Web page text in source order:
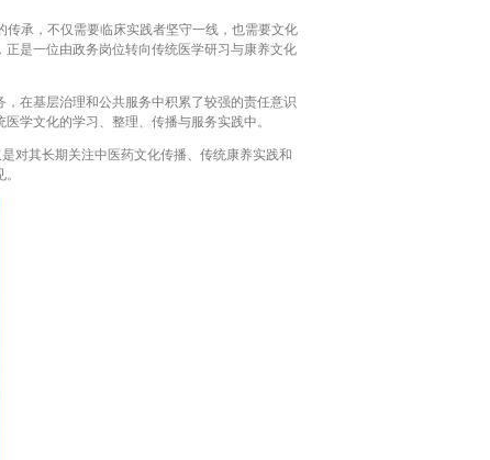
承，不仅需要临床实践者坚守一线，也需要文化
是一位由政务岗位转向传统医学研习与康养文化
在基层治理和公共服务中积累了较强的责任意识
学文化的学习、整理、传播与服务实践中。
对其长期关注中医药文化传播、传统康养实践和